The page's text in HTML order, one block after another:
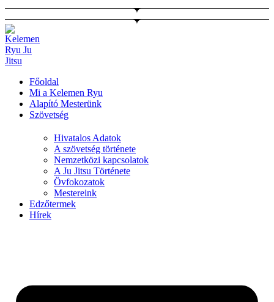
Ugrás
a
tartalomhoz
Főoldal
Mi a Kelemen Ryu
Alapító Mesterünk
Szövetség
Hivatalos Adatok
A szövetség története
Nemzetközi kapcsolatok
A Ju Jitsu Története
Övfokozatok
Mestereink
Edzőtermek
Hírek